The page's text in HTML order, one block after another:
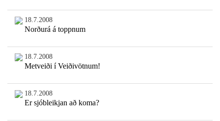
18.7.2008
Norðurá á toppnum
18.7.2008
Metveiði í Veiðivötnum!
18.7.2008
Er sjóbleikjan að koma?